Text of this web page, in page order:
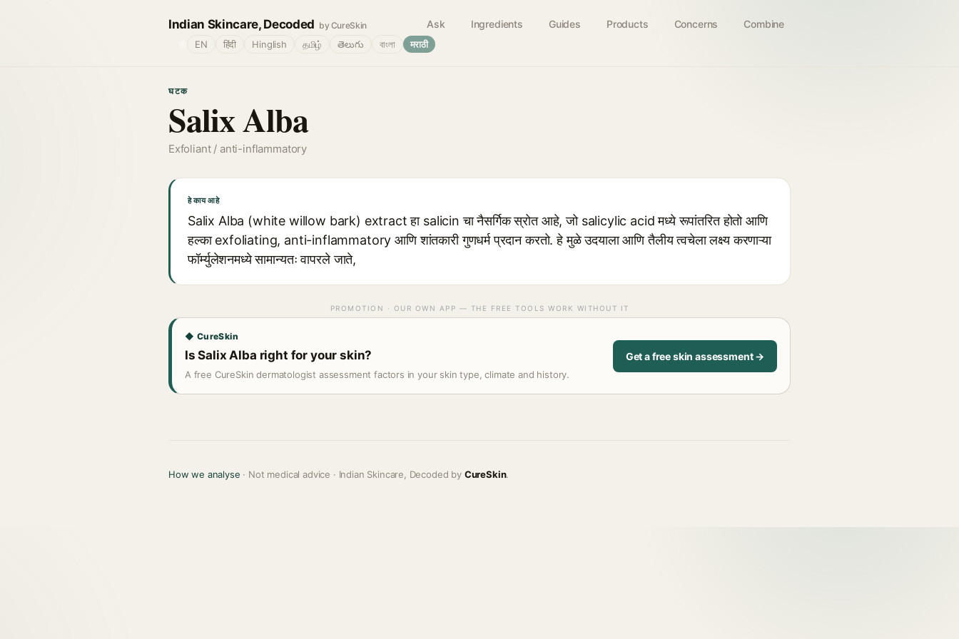
Indian Skincare, Decoded by CureSkin Ask Ingredients Guides Products Concerns Combine
EN हिंदी Hinglish தமிழ் తెలుగు বাংলা मराठी
घटक
Salix Alba
Exfoliant / anti-inflammatory
हे काय आहे
Salix Alba (white willow bark) extract हा salicin चा नैसर्गिक स्रोत आहे, जो salicylic acid मध्ये रूपांतरित होतो आणि
हल्का exfoliating, anti-inflammatory आणि शांतकारी गुणधर्म प्रदान करतो. हे मुळे उदयाला आणि तैलीय त्वचेला लक्ष्य करणाऱ्या
फॉर्म्युलेशनमध्ये सामान्यतः वापरले जाते,
PROMOTION · OUR OWN APP — THE FREE TOOLS WORK WITHOUT IT
◆ CureSkin
Is Salix Alba right for your skin?
A free CureSkin dermatologist assessment factors in your skin type, climate and history.
Get a free skin assessment →
How we analyse · Not medical advice · Indian Skincare, Decoded by CureSkin.